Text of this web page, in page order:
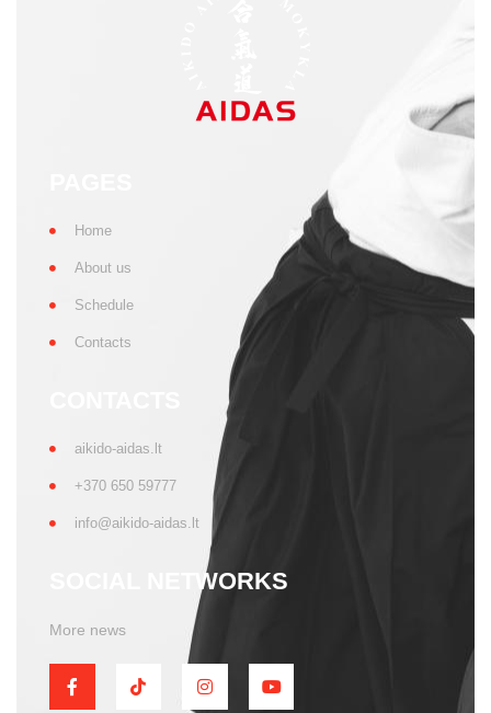
Home
About us
Schedule
Contacts
aikido-aidas.lt
+370 650 59777
info@aikido-aidas.lt
SOCIAL NETWORKS
More news